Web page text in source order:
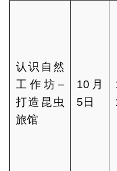
认识自然
工作坊–
打造昆虫
旅馆
10月
5日